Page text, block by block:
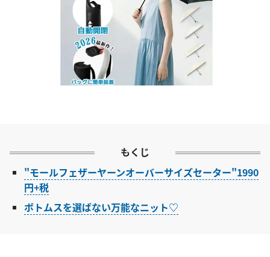
もくじ
"モールフェザーヤーンオーバーサイズセーター"1990
円+税
ボトムスを選ばない万能なニット♡